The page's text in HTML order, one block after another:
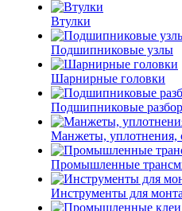
Втулки
Подшипниковые узлы
Шарнирные головки
Подшипниковые
Манжеты, уплотнения,
Промышленные
Инструменты для